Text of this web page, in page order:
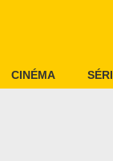
CINÉMA